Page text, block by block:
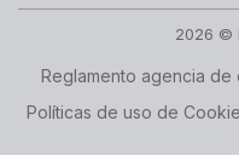
2026 ©
Reglamento agencia de
Políticas de uso de